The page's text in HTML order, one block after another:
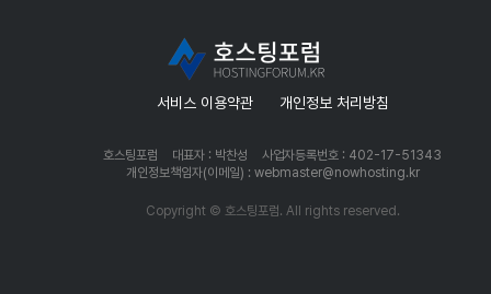
서비스 이용약관 개인정보 처리방침
호스팅포럼 대표자 : 박찬성
사업자등록번호 : 402-17-51343
개인정보책임자(이메일) : webmaster@nowhosting.kr
Copyright © 호스팅포럼. All rights reserved.